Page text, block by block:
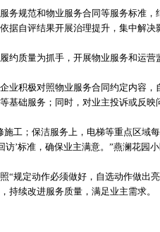
务规范和物业服务合同等服务标准
据自评结果开展治理提升，集中解决
约质量为抓手，开展物业服务和运营
业积极对照物业服务合同约定内容
基础服务；同时，对业主投诉或反映
工；保洁服务上，电梯等重点区域
’标准，确保业主满意。”燕澜花园小
“规定动作必须做好，自选动作做出
持续改进服务质量，满足业主需求。